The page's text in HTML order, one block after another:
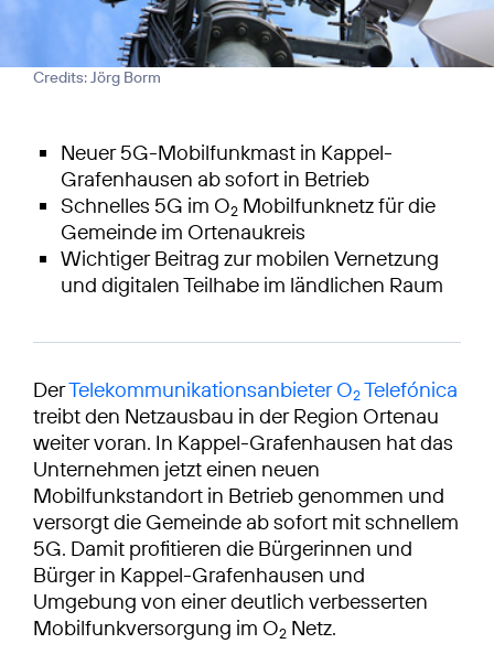
Credits: Jörg Borm
Neuer 5G-Mobilfunkmast in Kappel-
Grafenhausen ab sofort in Betrieb
Schnelles 5G im O2 Mobilfunknetz für die
Gemeinde im Ortenaukreis
Wichtiger Beitrag zur mobilen Vernetzung
und digitalen Teilhabe im ländlichen Raum
DerTelekommunikationsanbieter O2Telefónica
treibt den Netzausbau in der Region Ortenau
weiter voran. In Kappel-Grafenhausen hat das
Unternehmen jetzt einen neuen
Mobilfunkstandort in Betrieb genommen und
versorgt die Gemeinde ab sofort mit schnellem
5G. Damit profitieren die Bürgerinnen und
Bürger in Kappel-Grafenhausen und
Umgebung von einer deutlich verbesserten
Mobilfunkversorgung im O2 Netz.